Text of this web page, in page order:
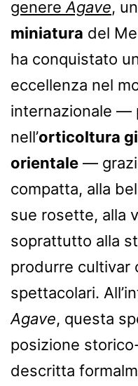
genere Agave,
miniatura del
ha conquistato
eccellenza nel
internazionale —
nell’orticoltura
orientale —
compatta, alla
sue rosette, alla
soprattutto alla
produrre cultivar
spettacolari.
Agave, questa
posizione
descritta